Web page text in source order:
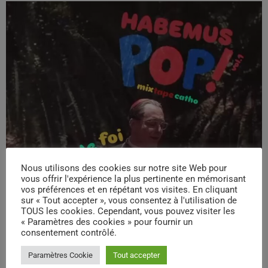
Nous utilisons des cookies sur notre site Web pour
vous offrir l'expérience la plus pertinente en mémorisant
vos préférences et en répétant vos visites. En cliquant
sur « Tout accepter », vous consentez à l'utilisation de
TOUS les cookies. Cependant, vous pouvez visiter les
« Paramètres des cookies » pour fournir un
consentement contrôlé.
Paramètres Cookie Tout accepter